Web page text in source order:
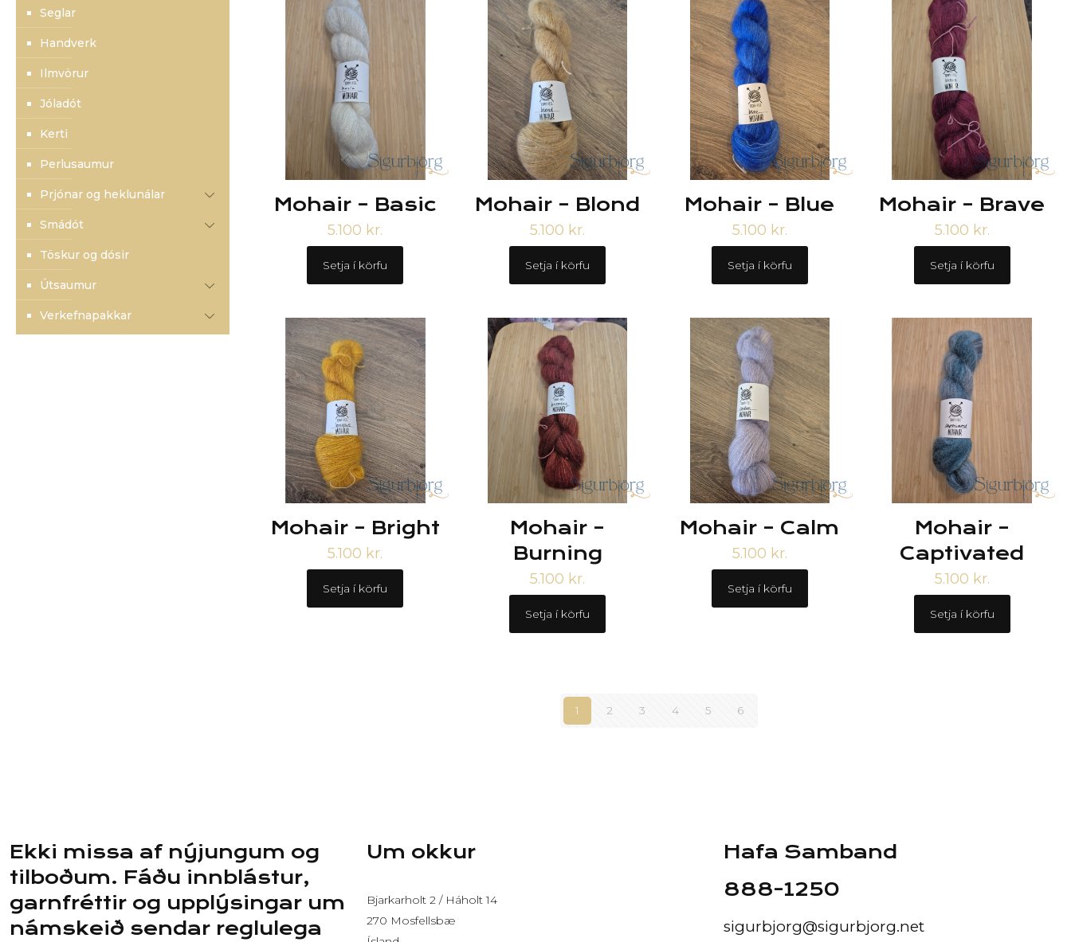
Mohair – Basic
5.100 kr.
Setja í körfu
Mohair – Blond
5.100 kr.
Setja í körfu
Mohair – Blue
5.100 kr.
Setja í körfu
Mohair – Brave
5.100 kr.
Setja í körfu
Mohair – Bright
5.100 kr.
Setja í körfu
Mohair –
Burning
5.100 kr.
Setja í körfu
Mohair – Calm
5.100 kr.
Setja í körfu
Mohair –
Captivated
5.100 kr.
Setja í körfu
1 2 3 4 5 6
Seglar
Handverk
Ilmvörur
Jóladót
Kerti
Perlusaumur
Prjónar og heklunálar
Smádót
Töskur og dósir
Útsaumur
Verkefnapakkar
Ekki missa af nýjungum og
tilboðum. Fáðu innblástur,
garnfréttir og upplýsingar um
námskeið sendar reglulega
Um okkur
Bjarkarholt 2 / Háholt 14
270 Mosfellsbæ
Hafa Samband
888-1250
sigurbjorg@sigurbjorg.net